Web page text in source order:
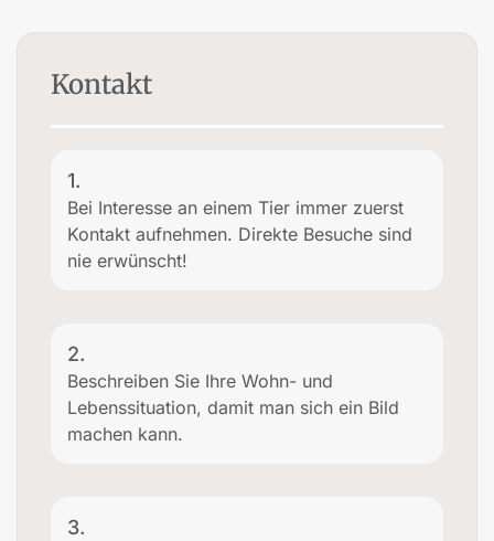
Kontakt
1.
Bei Interesse an einem Tier immer zuerst
Kontakt aufnehmen. Direkte Besuche sind
nie erwünscht!
2.
Beschreiben Sie Ihre Wohn- und
Lebenssituation, damit man sich ein Bild
machen kann.
3.